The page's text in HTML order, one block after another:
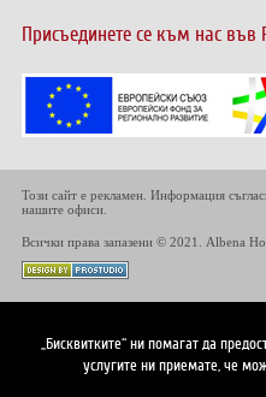
Присъединете се към нас във
Този сайт е рекламен. Информация
нашите офиси.
Всички права запазени © 2021. Albena
„Бисквитките“ ни помагат да
услугите ни приемате, че